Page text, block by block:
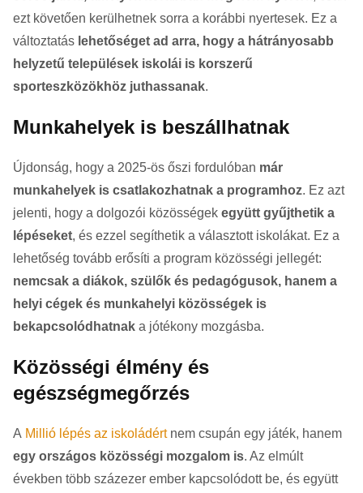
ezt követően kerülhetnek sorra a korábbi nyertesek. Ez a
változtatás lehetőséget ad arra, hogy a hátrányosabb
helyzetű települések iskolái is korszerű
sporteszközökhöz juthassanak.
Munkahelyek is beszállhatnak
Újdonság, hogy a 2025-ös őszi fordulóban már
munkahelyek is csatlakozhatnak a programhoz. Ez azt
jelenti, hogy a dolgozói közösségek együtt gyűjthetik a
lépéseket, és ezzel segíthetik a választott iskolákat. Ez a
lehetőség tovább erősíti a program közösségi jellegét:
nemcsak a diákok, szülők és pedagógusok, hanem a
helyi cégek és munkahelyi közösségek is
bekapcsolódhatnak a jótékony mozgásba.
Közösségi élmény és
egészségmegőrzés
A Millió lépés az iskoládértnem csupán egy játék, hanem
egy országos közösségi mozgalom is. Az elmúlt
években több százezer ember kapcsolódott be, és együtt